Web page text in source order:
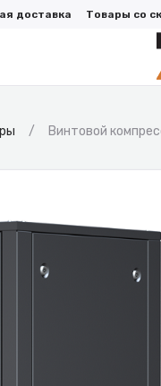
доставка Товары со
Винтовой